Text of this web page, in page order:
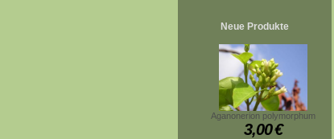
Neue Produkte
Aganonerion polymorphum
3,00€